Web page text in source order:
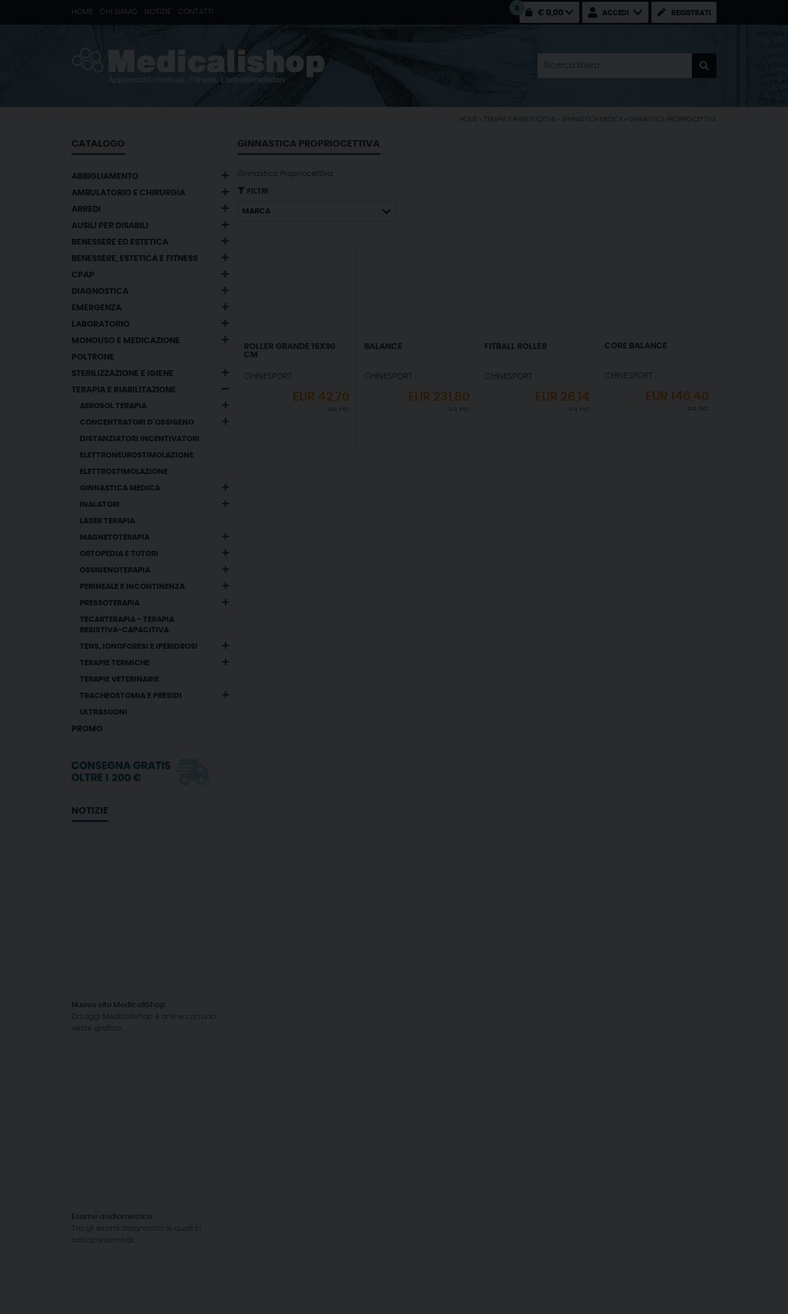
HOME CHI SIAMO NOTIZIE CONTATTI REGISTRATI
ACCEDI
0
€ 0,00
HOME TERAPIA E RIABILITAZIONE GINNASTICA MEDICA GINNASTICA PROPRIOCETTIVA
CATALOGO
ABBIGLIAMENTO
AMBULATORIO E CHIRURGIA
ARREDI
AUSILI PER DISABILI
BENESSERE ED ESTETICA
BENESSERE, ESTETICA E FITNESS
CPAP
DIAGNOSTICA
EMERGENZA
LABORATORIO
MONOUSO E MEDICAZIONE
POLTRONE
STERILIZZAZIONE E IGIENE
TERAPIA E RIABILITAZIONE
AEROSOL TERAPIA
CONCENTRATORI D'OSSIGENO
DISTANZIATORI INCENTIVATORI
ELETTRONEUROSTIMOLAZIONE
ELETTROSTIMOLAZIONE
GINNASTICA MEDICA
INALATORI
LASER TERAPIA
MAGNETOTERAPIA
ORTOPEDIA E TUTORI
OSSIGENOTERAPIA
PERINEALE E INCONTINENZA
PRESSOTERAPIA
TECARTERAPIA - TERAPIA
RESISTIVA-CAPACITIVA
TENS, IONOFORESI E IPERIDROSI
TERAPIE TERMICHE
TERAPIE VETERINARIE
TRACHEOSTOMIA E PRESIDI
ULTRASUONI
PROMO
NOTIZIE
Nuovo sito MedicaliShop
Da oggi Medicalishop è online con una
veste grafica...
Esame audiometrico
Tra gli esami diagnostici ai quali ci
sottoponiamo di...
GINNASTICA PROPRIOCETTIVA
Ginnastica Propriocettiva
FILTRI
MARCA
ROLLER GRANDE 15X90
CM
CHINESPORT
EUR 42,70
IVA incl.
BALANCE
CHINESPORT
EUR 231,80
IVA incl.
FITBALL ROLLER
CHINESPORT
EUR 26,14
IVA incl.
CORE BALANCE
CHINESPORT
EUR 146,40
IVA incl.